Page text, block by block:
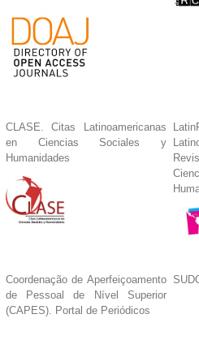
CLASE. Citas Latinoamericanas
en Ciencias Sociales y
Humanidades
Coordenação de Aperfeiçoamento
de Pessoal de Nível Superior
(CAPES). Portal de Periódicos